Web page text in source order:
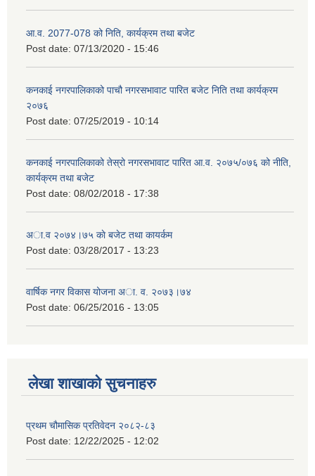
आ.व. 2077-078 को निति, कार्यक्रम तथा बजेट
Post date: 07/13/2020 - 15:46
कनकाई नगरपालिकाको पाचौ नगरसभावाट पारित बजेट निति तथा कार्यक्रम
२०७६
Post date: 07/25/2019 - 10:14
कनकाई नगरपालिकाको तेस्रो नगरसभावाट पारित आ.व. २०७५/०७६ को नीति,
कार्यक्रम तथा बजेट
Post date: 08/02/2018 - 17:38
अा.व २०७४।७५ काे बजेट तथा कायर्कम
Post date: 03/28/2017 - 13:23
वार्षिक नगर विकास योजना अा. व. २०७३।७४
Post date: 06/25/2016 - 13:05
लेखा शाखाको सुचनाहरु
प्रथम चौमासिक प्रतिवेदन २०८२-८३
Post date: 12/22/2025 - 12:02